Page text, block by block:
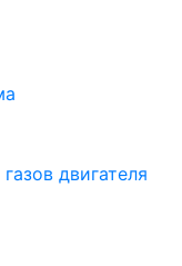
двигателя